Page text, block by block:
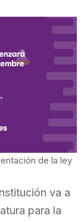
de la ley
va a
para la